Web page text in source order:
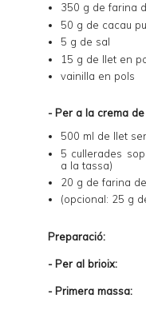
350 g de farina
50 g de cacau
5 g de sal
15 g de llet en
vainilla en pols
- Per a la crema
500 ml de llet
5 cullerades
a la tassa)
20 g de farina
(opcional: 25 g
Preparació:
- Per al brioix:
- Primera massa: